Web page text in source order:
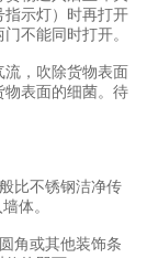
指示灯）时再打开
不能同时打开。
，吹除货物表面
物表面的细菌。待
比不锈钢洁净传
体。
角或其他装饰条